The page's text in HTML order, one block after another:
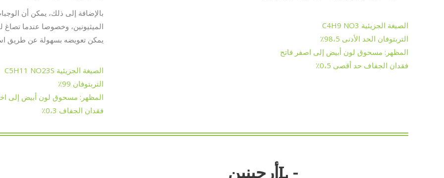
بالإضافة إلى ذلك، يمكن أن
الميثيونين، وخصوصا عندما تصاغ
يمكن تعويضه بسهولة عن طريق
الصيغة الجزيئية C5H11 NO23S
التربتوفان 99٪
المظهر: مسحوق لون أبيض إلى
فقدان الجفاف 0،3٪
الصيغة الجزيئية C4H9 NO3
التربتوفان الحد الأدنى 98،5٪
المظهر: مسحوق لون أبيض إلى اصفر فاتح
فقدان الجفاف حد أقصى 0،5٪
- Lأرجينين